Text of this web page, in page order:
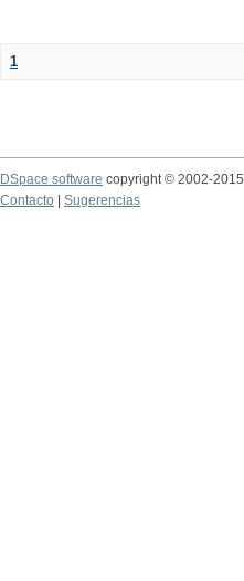
1
DSpace software copyright © 2002-2015
Contacto
Sugerencias